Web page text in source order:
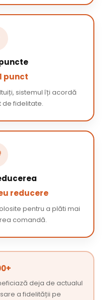
punct
sistemul îți acordă
de fidelitate.
reducere
pentru a plăti mai
comandă.
deja de actualul
a fidelității pe